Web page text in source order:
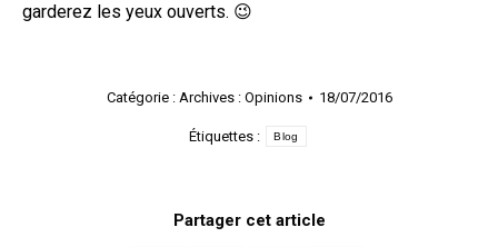
garderez les yeux ouverts. 😉
Catégorie : Archives : Opinions 18/07/2016
Étiquettes : Blog
Partager cet article